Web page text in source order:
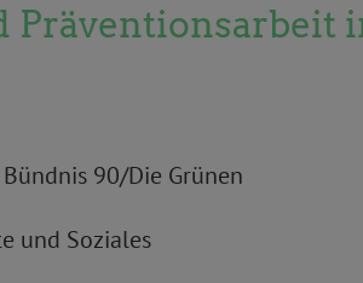
90/Die Grünen
und Soziales